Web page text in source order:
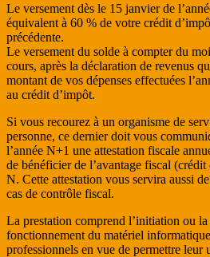
Le versement dès le 15 janvier de
équivalent à 60 % de votre crédit
précédente.
Le versement du solde à compter du
cours, après la déclaration de revenus
montant de vos dépenses effectuées
au crédit d’impôt.
Si vous recourez à un organisme de
personne, ce dernier doit vous
l’année N+1 une attestation fiscale
de bénéficier de l’avantage fiscal (crédit
N. Cette attestation vous servira aussi
cas de contrôle fiscal.
La prestation comprend l’initiation ou
fonctionnement du matériel
professionnels en vue de permettre leur